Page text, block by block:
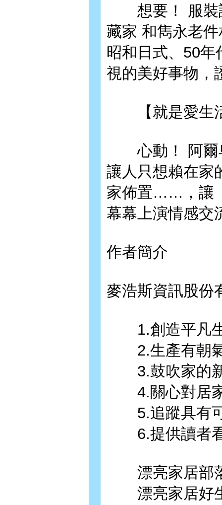
想要！ 服裝
藏家 和雋永老
昭和日式、50
視的美好事物，
【就是愛生
心動！ 阿爾
讓人只想賴在家
家佈置……，讓
幕幕上演情感交
作者簡介
麥浩斯資訊股份
1.創造平凡生
2.生產有朝氣
3.鼓吹家的
4.關心對居家
5.追蹤具有可
6.提供讀者看
漂亮家居部落
漂亮家居好生